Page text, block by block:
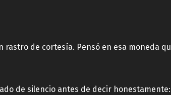
rastro de cortesía. Pensó en esa moneda
de silencio antes de decir